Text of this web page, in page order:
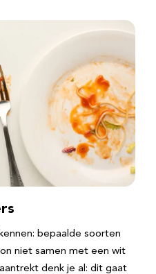
bepaalde soorten
niet samen met een wit
denk je al: dit gaat